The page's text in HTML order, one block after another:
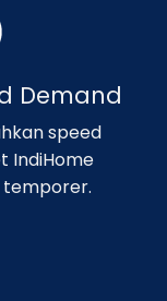
Demand
speed
IndiHome